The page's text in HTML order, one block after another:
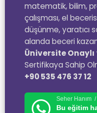
matematik, bilim,
çalışması, el
düşünme, yaratıcı
alanda beceri
Üniversite Onaylı
Sertifikaya Sahip
+90 535 476 37 12
Seher Hanım
Bu eğitim